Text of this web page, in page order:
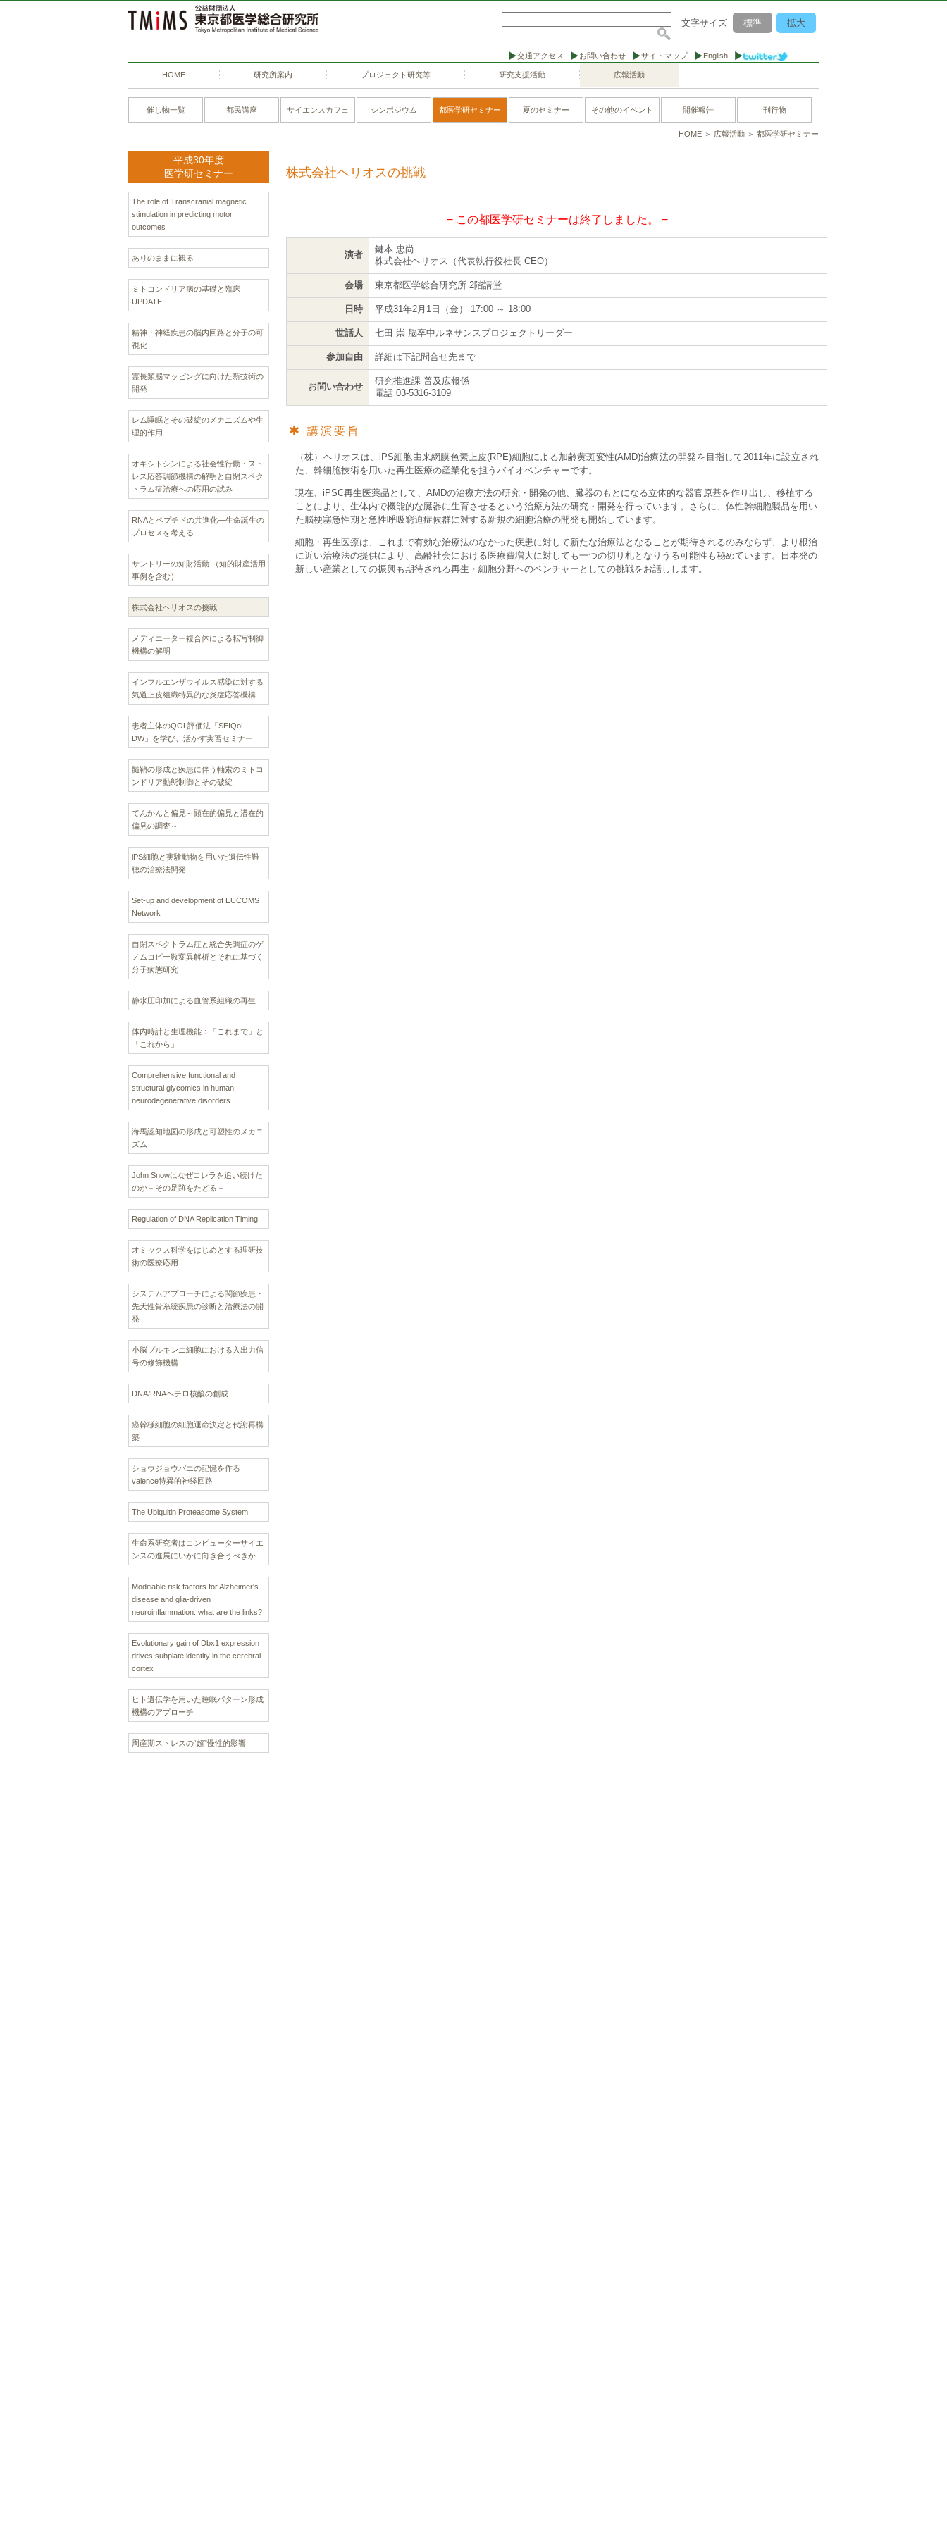
文字サイズ 標準 拡大
交通アクセス お問い合わせ サイトマップ English
HOME 研究所案内 プロジェクト研究等 研究支援活動 広報活動
催し物一覧 都民講座 サイエンスカフェ シンポジウム 都医学研セミナー 夏のセミナー その他のイベント 開催報告 刊行物
HOME ＞ 広報活動 ＞ 都医学研セミナー
平成30年度
医学研セミナー
The role of Transcranial magnetic
stimulation in predicting motor
outcomes
ありのままに観る
ミトコンドリア病の基礎と臨床
UPDATE
精神・神経疾患の脳内回路と分子の可
視化
霊長類脳マッピングに向けた新技術の
開発
レム睡眠とその破綻のメカニズムや生
理的作用
オキシトシンによる社会性行動・スト
レス応答調節機構の解明と自閉スペク
トラム症治療への応用の試み
RNAとペプチドの共進化—生命誕生の
プロセスを考える―
サントリーの知財活動 （知的財産活用
事例を含む）
株式会社ヘリオスの挑戦
メディエーター複合体による転写制御
機構の解明
インフルエンザウイルス感染に対する
気道上皮組織特異的な炎症応答機構
患者主体のQOL評価法「SEIQoL-
DW」を学び、活かす実習セミナー
髄鞘の形成と疾患に伴う軸索のミトコ
ンドリア動態制御とその破綻
てんかんと偏見～顕在的偏見と潜在的
偏見の調査～
iPS細胞と実験動物を用いた遺伝性難
聴の治療法開発
Set-up and development of EUCOMS
Network
自閉スペクトラム症と統合失調症のゲ
ノムコピー数変異解析とそれに基づく
分子病態研究
静水圧印加による血管系組織の再生
体内時計と生理機能：「これまで」と
「これから」
Comprehensive functional and
structural glycomics in human
neurodegenerative disorders
海馬認知地図の形成と可塑性のメカニ
ズム
John Snowはなぜコレラを追い続けた
のか－その足跡をたどる－
Regulation of DNA Replication Timing
オミックス科学をはじめとする理研技
術の医療応用
システムアプローチによる関節疾患・
先天性骨系統疾患の診断と治療法の開
発
小脳プルキンエ細胞における入出力信
号の修飾機構
DNA/RNAヘテロ核酸の創成
癌幹様細胞の細胞運命決定と代謝再構
築
ショウジョウバエの記憶を作る
valence特異的神経回路
The Ubiquitin Proteasome System
生命系研究者はコンピューターサイエ
ンスの進展にいかに向き合うべきか
Modifiable risk factors for Alzheimer's
disease and glia-driven
neuroinflammation: what are the links?
Evolutionary gain of Dbx1 expression
drives subplate identity in the cerebral
cortex
ヒト遺伝学を用いた睡眠パターン形成
機構のアプローチ
周産期ストレスの“超”慢性的影響
株式会社ヘリオスの挑戦
− この都医学研セミナーは終了しました。 −
演者
鍵本 忠尚
株式会社ヘリオス（代表執行役社長 CEO）
会場 東京都医学総合研究所 2階講堂
日時 平成31年2月1日（金） 17:00 ～ 18:00
世話人 七田 崇 脳卒中ルネサンスプロジェクトリーダー
参加自由 詳細は下記問合せ先まで
お問い合わせ
研究推進課 普及広報係
電話 03-5316-3109
講演要旨
（株）ヘリオスは、iPS細胞由来網膜色素上皮(RPE)細胞による加齢黄斑変性(AMD)治療法の開発を目指して2011年に設立され
た、幹細胞技術を用いた再生医療の産業化を担うバイオベンチャーです。
現在、iPSC再生医薬品として、AMDの治療方法の研究・開発の他、臓器のもとになる立体的な器官原基を作り出し、移植する
ことにより、生体内で機能的な臓器に生育させるという治療方法の研究・開発を行っています。さらに、体性幹細胞製品を用い
た脳梗塞急性期と急性呼吸窮迫症候群に対する新規の細胞治療の開発も開始しています。
細胞・再生医療は、これまで有効な治療法のなかった疾患に対して新たな治療法となることが期待されるのみならず、より根治
に近い治療法の提供により、高齢社会における医療費増大に対しても一つの切り札となりうる可能性も秘めています。日本発の
新しい産業としての振興も期待される再生・細胞分野へのベンチャーとしての挑戦をお話しします。